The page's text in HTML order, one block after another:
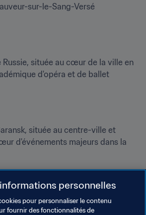
sur-le-Sang-Versé
Russie, située au cœur de la ville en
d'opéra et de ballet
située au centre-ville et
d'événements majeurs dans la
de mer
situé au cœur de la ville de Sotchi,
personnelles
pour personnaliser le contenu
fournir des fonctionnalités de